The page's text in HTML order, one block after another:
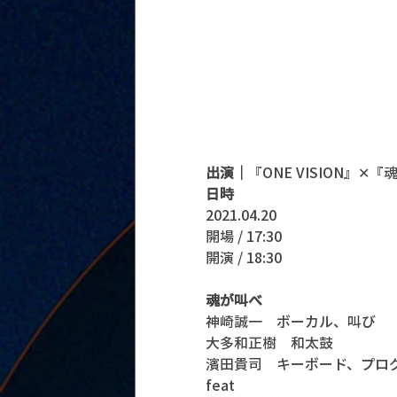
出演｜
『ONE VISION』✕『
日時
2021.04.20
開場 / 17:30
開演 / 18:30
魂が叫べ
神崎誠一　ボーカル、叫び
大多和正樹　和太鼓
濱田貴司　キーボード、プロ
feat